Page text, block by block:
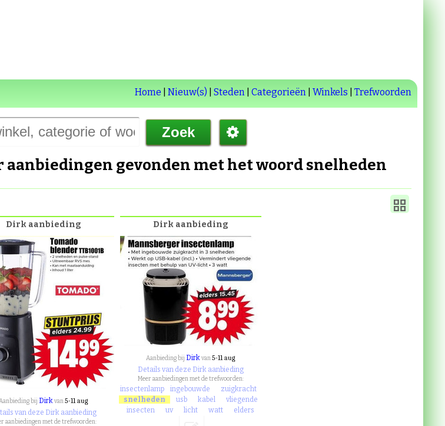
Home Nieuw(s) Steden| Categorieën| Winkels Trefwoorden
aanbiedingen gevonden met het woordsnelheden
Dirk aanbieding
bij Dirkvan5-11 aug
van deze Dirk aanbieding
aanbiedingen met de trefwoorden:
Dirk aanbieding
Aanbieding bij Dirkvan5-11 aug
Details van deze Dirk aanbieding
Meer aanbiedingen met de trefwoorden:
insectenlamp ingebouwde
zuigkracht
snelheden
usb kabel
vliegende
insecten
uv licht watt elders